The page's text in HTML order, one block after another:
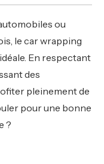
ou
le car wrapping
En respectant
des
pleinement de
pour une bonne
?